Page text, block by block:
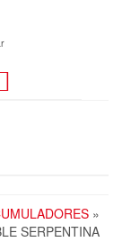
»
SERPENTINA